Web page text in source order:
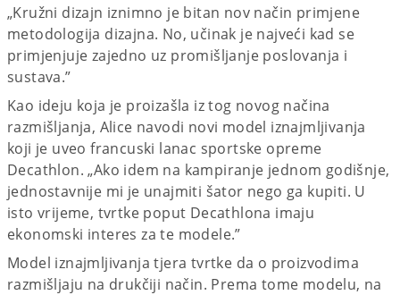
„Kružni dizajn iznimno je bitan nov način primjene
metodologija dizajna. No, učinak je najveći kad se
primjenjuje zajedno uz promišljanje poslovanja i
sustava.”
Kao ideju koja je proizašla iz tog novog načina
razmišljanja, Alice navodi novi model iznajmljivanja
koji je uveo francuski lanac sportske opreme
Decathlon. „Ako idem na kampiranje jednom godišnje,
jednostavnije mi je unajmiti šator nego ga kupiti. U
isto vrijeme, tvrtke poput Decathlona imaju
ekonomski interes za te modele.”
Model iznajmljivanja tjera tvrtke da o proizvodima
razmišljaju na drukčiji način. Prema tome modelu, na